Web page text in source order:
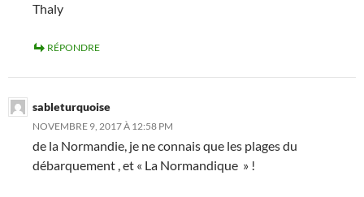
Thaly
RÉPONDRE
sableturquoise
NOVEMBRE 9, 2017 À 12:58 PM
de la Normandie, je ne connais que les plages du
débarquement , et « La Normandique » !